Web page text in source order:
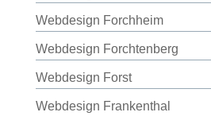
Webdesign Forchheim
Webdesign Forchtenberg
Webdesign Forst
Webdesign Frankenthal